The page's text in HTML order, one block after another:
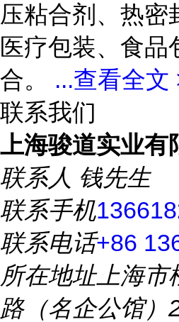
压粘合剂、热密
医疗包装、食品
合。 ...查看全文
联系我们
上海骏道实业有
联系人 钱先生
联系手机
联系电话+86
所在地址上海市
路（名企公馆）